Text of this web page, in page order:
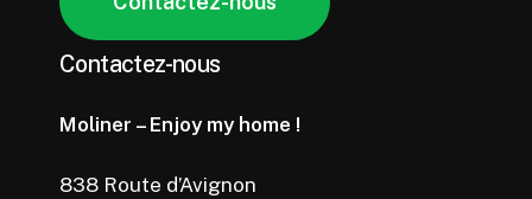
Contactez-nous
Moliner – Enjoy my home !
838 Route d’Avignon